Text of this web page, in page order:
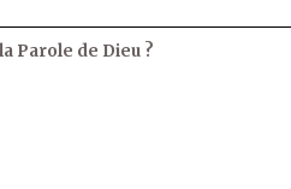
Parole de Dieu ?